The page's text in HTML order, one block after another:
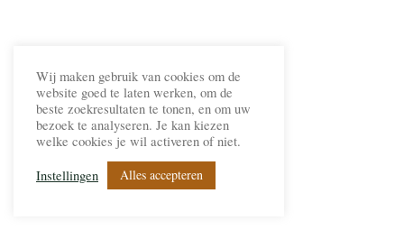
Wij maken gebruik van cookies om de
website goed te laten werken, om de
beste zoekresultaten te tonen, en om uw
bezoek te analyseren. Je kan kiezen
welke cookies je wil activeren of niet.
Instellingen
Alles accepteren